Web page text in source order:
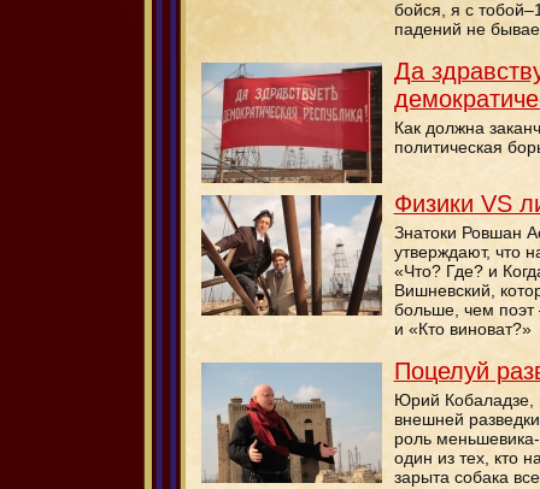
бойся, я с
падений не
Да
Как должна
политическая
Физики VS
Знатоки Ровшан
утверждают, что
«Что? Где? и
Вишневский,
больше, чем поэт
и «Кто виноват?»
Поцелуй
Юрий Кобаладзе,
внешней
роль меньшевика-
один из тех, кто
зарыта собака